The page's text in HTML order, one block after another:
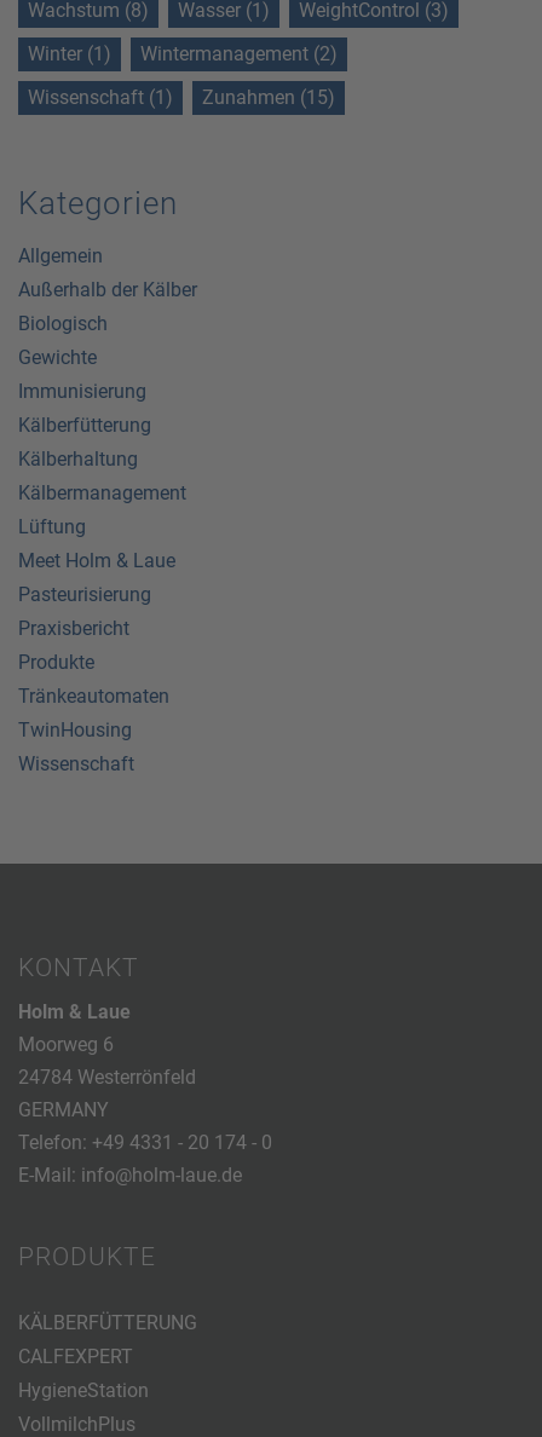
Wachstum (8) Wasser (1)
WeightControl (3)
Winter (1)
Wintermanagement (2)
Wissenschaft (1)
Zunahmen (15)
Kategorien
Allgemein
Außerhalb der Kälber
Biologisch
Gewichte
Immunisierung
Kälberfütterung
Kälberhaltung
Kälbermanagement
Lüftung
Meet Holm & Laue
Pasteurisierung
Praxisbericht
Produkte
Tränkeautomaten
TwinHousing
Wissenschaft
KONTAKT
Holm & Laue
Moorweg 6
24784 Westerrönfeld
GERMANY
Telefon: +49 4331 - 20 174 - 0
E-Mail: info@holm-laue.de
PRODUKTE
KÄLBERFÜTTERUNG
CALFEXPERT
HygieneStation
VollmilchPlus